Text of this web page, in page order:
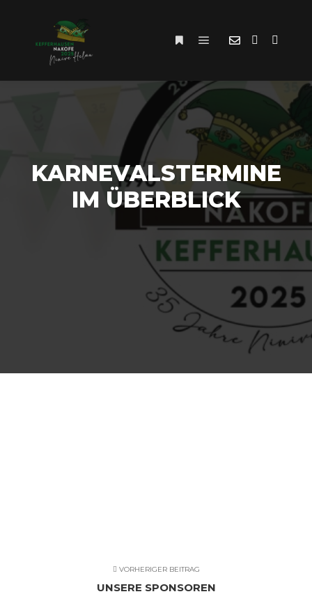
KARNEVALSTERMINE
IM ÜBERBLICK
VORHERIGER BEITRAG
UNSERE SPONSOREN